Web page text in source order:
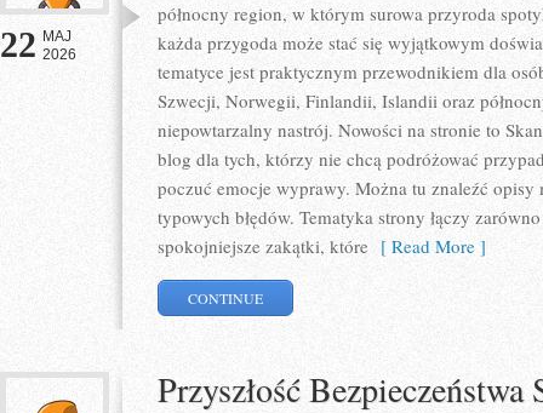
22 MAJ
2026
północny region, w którym surowa przyroda
każda przygoda może stać się wyjątkowym
tematyce jest praktycznym przewodnikiem dla
Szwecji, Norwegii, Finlandii, Islandii oraz
niepowtarzalny nastrój. Nowości na stronie to
blog dla tych, którzy nie chcą podróżować
poczuć emocje wyprawy. Można tu znaleźć
typowych błędów. Tematyka strony łączy
spokojniejsze zakątki, które [ Read More ]
CONTINUE
Przyszłość Bezpieczeństwa